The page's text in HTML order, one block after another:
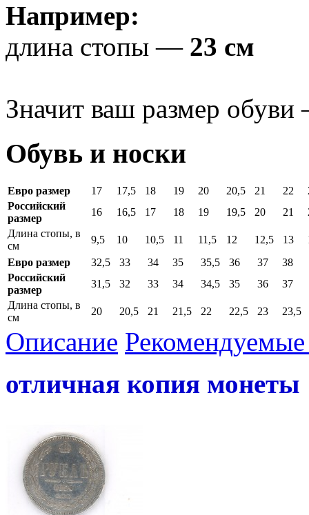
Например:
длина стопы — 23 см
Значит ваш размер
Обувь и носки
Евро размер 17 17,5 18 19 20 20,5 21 22
Российский
размер
16 16,5 17 18 19 19,5 20 21
Длина стопы, в
см
9,5 10 10,5 11 11,5 12 12,5 13
Евро размер
32,5 33 34 35 35,5 36 37
38
Российский
размер
31,5 32 33 34 34,5 35 36
37
Длина стопы, в
см
20 20,5 21 21,5 22 22,5 23 23,5
Описание
отличная копия монеты